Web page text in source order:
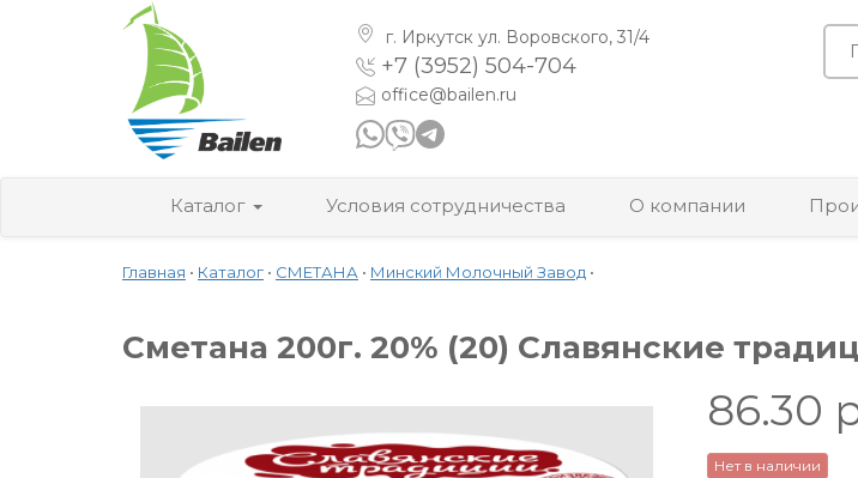
г. Иркутск ул. Воровского, 31/4
+7 (3952) 504-704
office@bailen.ru
Каталог Условия сотрудничества О компании
Главная • Каталог • СМЕТАНА • Минский Молочный Завод •
Сметана 200г. 20% (20) Славянские
86.30
Нет в наличии